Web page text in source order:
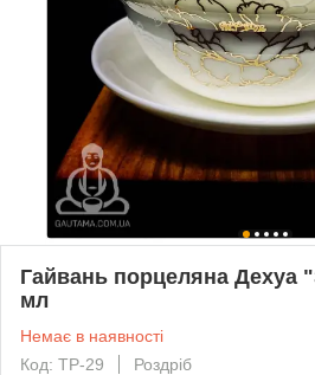
Гайвань порцеляна Дехуа
мл
Немає в наявності
Код: TP-29
Роздріб